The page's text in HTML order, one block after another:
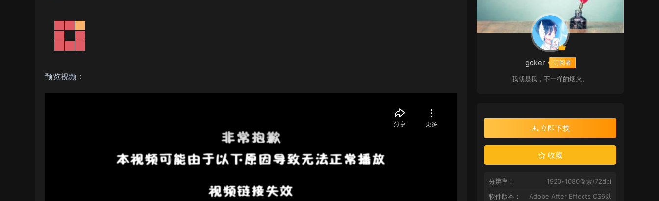
预览视频：
goker 订阅者
我就是我，不一样的烟火。
立即下载
收藏
分辨率：
1920*1080像素/72dpi
软件版本：
Adobe After Effects CS6以